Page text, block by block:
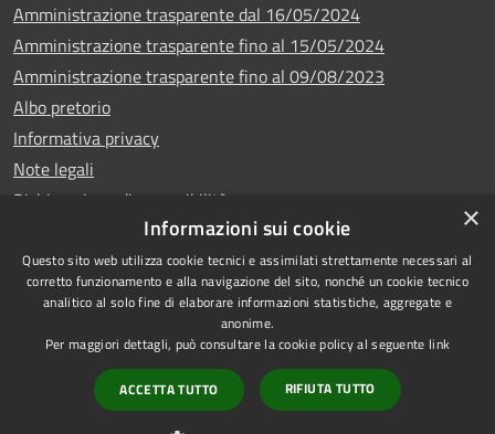
Amministrazione trasparente dal 16/05/2024
Amministrazione trasparente fino al 15/05/2024
Amministrazione trasparente fino al 09/08/2023
Albo pretorio
Informativa privacy
Note legali
Dichiarazione di accessibilità
RSS
Accessibilità
Copyright © 2024
•Comune di Vigo di
Cadore• Powered
by Municipium•
×
Informazioni sui cookie
Questo sito web utilizza cookie tecnici e assimilati strettamente necessari al
corretto funzionamento e alla navigazione del sito, nonché un cookie tecnico
analitico al solo fine di elaborare informazioni statistiche, aggregate e
anonime.
Per maggiori dettagli, può consultare la cookie policy al seguente link
ACCETTA TUTTO RIFIUTA TUTTO